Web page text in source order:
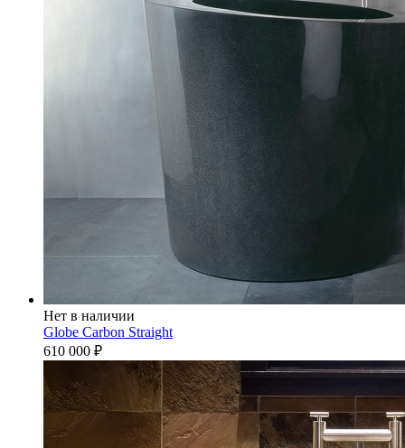
Нет в наличии
Globe Carbon Straight
610 000 ₽